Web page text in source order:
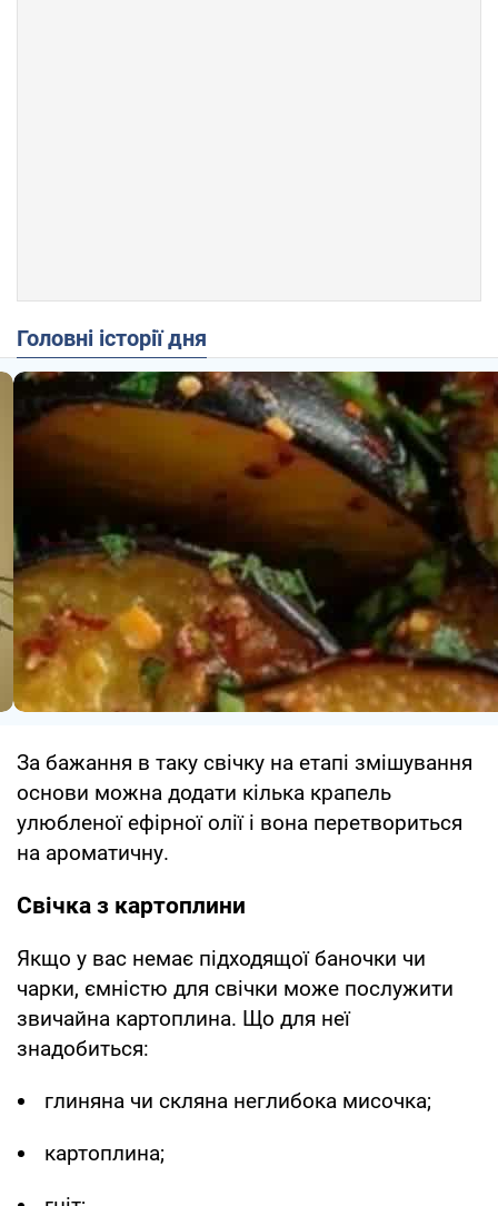
Головні історії дня
За бажання в таку свічку на етапі змішування
основи можна додати кілька крапель
улюбленої ефірної олії і вона перетвориться
на ароматичну.
Свічка з картоплини
Якщо у вас немає підходящої баночки чи
чарки, ємністю для свічки може послужити
звичайна картоплина. Що для неї
знадобиться:
глиняна чи скляна неглибока мисочка;
картоплина;